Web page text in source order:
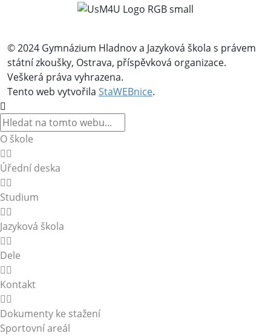
© 2024 Gymnázium Hladnov a Jazyková škola s právem
státní zkoušky, Ostrava, příspěvková organizace.
Veškerá práva vyhrazena.
Tento web vytvořila StaWEBnice.
O škole
Úřední deska
Studium
Jazyková škola
Dele
Kontakt
Dokumenty ke stažení
Sportovní areál